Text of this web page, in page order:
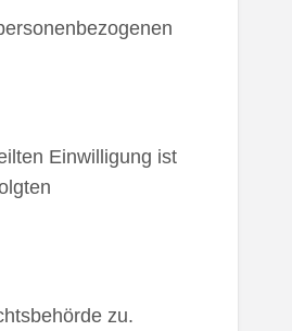
Einwilligung ist
zu.